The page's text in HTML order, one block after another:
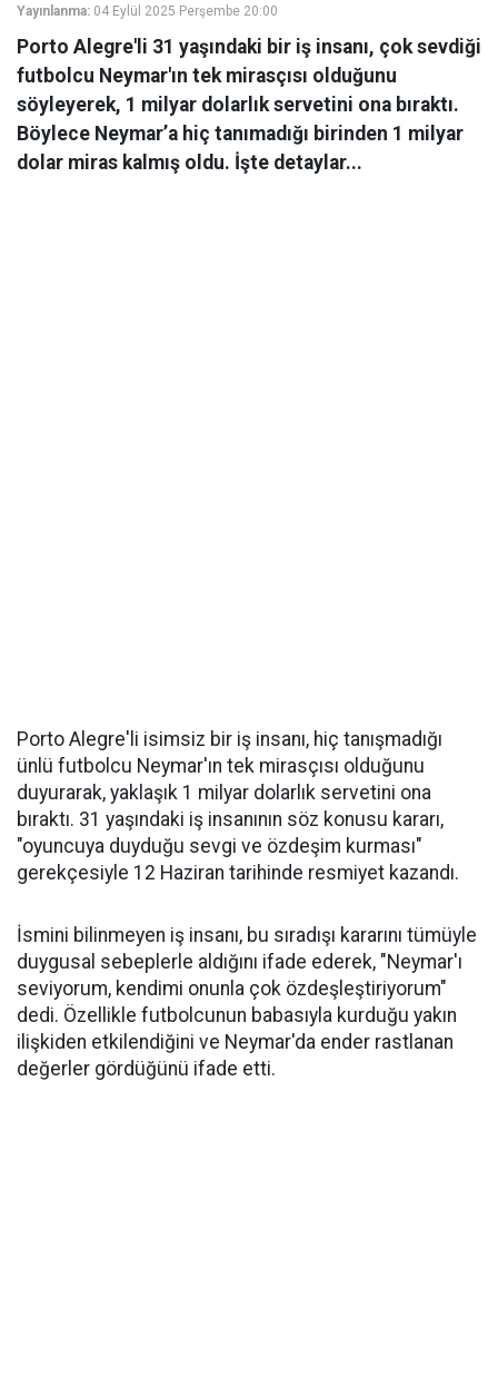
Yayınlanma: 04 Eylül 2025 Perşembe 20:00
Porto Alegre'li 31 yaşındaki bir iş insanı, çok sevdiği
futbolcu Neymar'ın tek mirasçısı olduğunu
söyleyerek, 1 milyar dolarlık servetini ona bıraktı.
Böylece Neymar’a hiç tanımadığı birinden 1 milyar
dolar miras kalmış oldu. İşte detaylar...
Porto Alegre'li isimsiz bir iş insanı, hiç tanışmadığı
ünlü futbolcu Neymar'ın tek mirasçısı olduğunu
duyurarak, yaklaşık 1 milyar dolarlık servetini ona
bıraktı. 31 yaşındaki iş insanının söz konusu kararı,
"oyuncuya duyduğu sevgi ve özdeşim kurması"
gerekçesiyle 12 Haziran tarihinde resmiyet kazandı.
İsmini bilinmeyen iş insanı, bu sıradışı kararını tümüyle
duygusal sebeplerle aldığını ifade ederek, "Neymar'ı
seviyorum, kendimi onunla çok özdeşleştiriyorum"
dedi. Özellikle futbolcunun babasıyla kurduğu yakın
ilişkiden etkilendiğini ve Neymar'da ender rastlanan
değerler gördüğünü ifade etti.